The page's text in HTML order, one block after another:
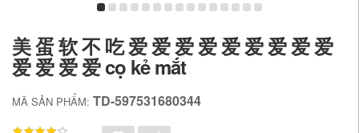
美 蛋 软 不 吃 爱 爱 爱 爱 爱 爱 爱 爱 爱
爱 爱 爱 爱 cọ kẻ mắt
MÃ SẢN PHẨM: TD-597531680344